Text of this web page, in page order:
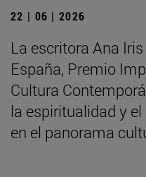
22 | 06 | 2026
La escritora Ana
España, Premio
Cultura
la espiritualidad y
en el panorama